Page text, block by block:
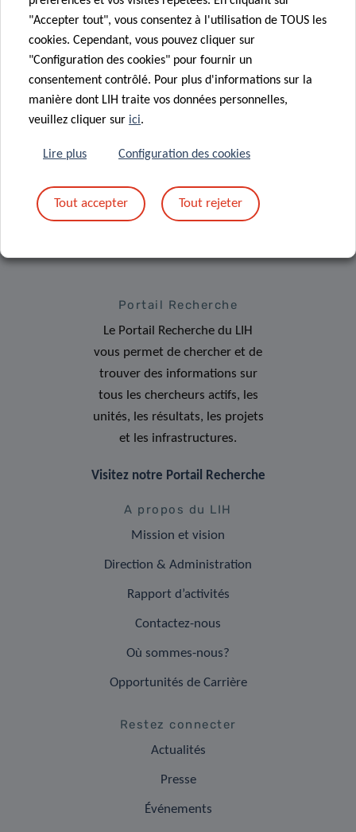
Inscrivez-vous à la
Portail Recherche
Le Portail Recherche du LIH
vous permet de chercher et de
trouver des informations sur
tous les chercheurs actifs, les
unités, les résultats, les projets
et les infrastructures.
Visitez notre Portail Recherche
A propos du LIH
Mission et vision
Direction & Administration
Rapport d’activités
Contactez-nous
Où sommes-nous?
Opportunités de Carrière
Restez connecter
Actualités
Presse
Événements
"Accepter tout", vous consentez à l'utilisation de TOUS les
cookies. Cependant, vous pouvez cliquer sur
"Configuration des cookies" pour fournir un
consentement contrôlé. Pour plus d'informations sur la
manière dont LIH traite vos données personnelles,
veuillez cliquer sur ici.
Lire plus Configuration des cookies
Tout accepter Tout rejeter